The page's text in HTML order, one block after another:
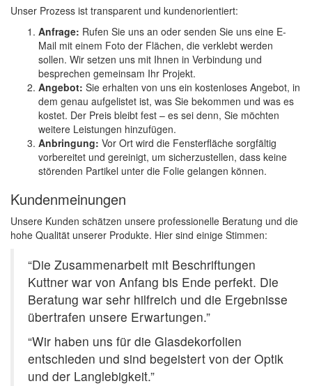
Unser Prozess ist transparent und kundenorientiert:
Anfrage: Rufen Sie uns an oder senden Sie uns eine E-
Mail mit einem Foto der Flächen, die verklebt werden
sollen. Wir setzen uns mit Ihnen in Verbindung und
besprechen gemeinsam Ihr Projekt.
Angebot: Sie erhalten von uns ein kostenloses Angebot, in
dem genau aufgelistet ist, was Sie bekommen und was es
kostet. Der Preis bleibt fest – es sei denn, Sie möchten
weitere Leistungen hinzufügen.
Anbringung: Vor Ort wird die Fensterfläche sorgfältig
vorbereitet und gereinigt, um sicherzustellen, dass keine
störenden Partikel unter die Folie gelangen können.
Kundenmeinungen
Unsere Kunden schätzen unsere professionelle Beratung und die
hohe Qualität unserer Produkte. Hier sind einige Stimmen:
“Die Zusammenarbeit mit Beschriftungen
Kuttner war von Anfang bis Ende perfekt. Die
Beratung war sehr hilfreich und die Ergebnisse
übertrafen unsere Erwartungen.”
“Wir haben uns für die Glasdekorfolien
entschieden und sind begeistert von der Optik
und der Langlebigkeit.”